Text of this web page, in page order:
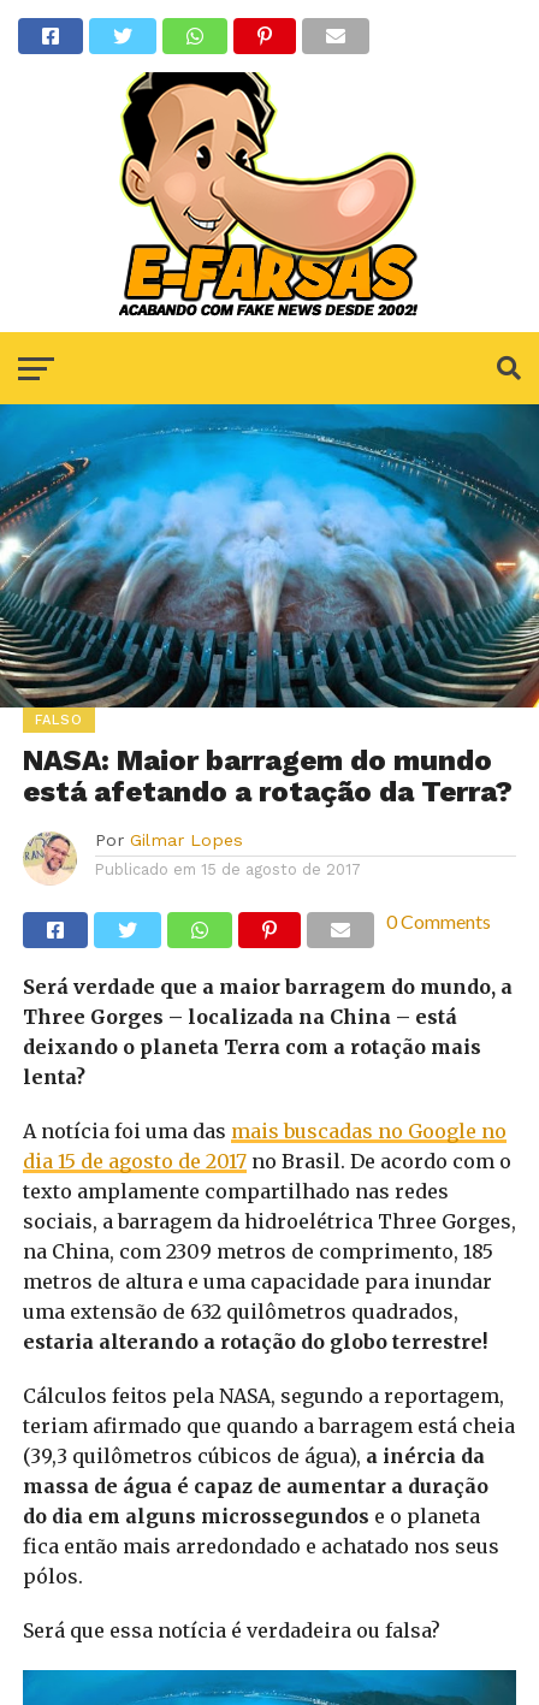
FALSO
NASA: Maior barragem do mundo
está afetando a rotação da Terra?
Por Gilmar Lopes
Publicado em 15 de agosto de 2017
0 Comments
Será verdade que a maior barragem do mundo, a
Three Gorges – localizada na China – está
deixando o planeta Terra com a rotação mais
lenta?
A notícia foi uma das mais buscadas no Google no
dia 15 de agosto de 2017no Brasil. De acordo com o
texto amplamente compartilhado nas redes
sociais, a barragem da hidroelétrica Three Gorges,
na China, com 2309 metros de comprimento, 185
metros de altura e uma capacidade para inundar
uma extensão de 632 quilômetros quadrados,
estaria alterando a rotação do globo terrestre!
Cálculos feitos pela NASA, segundo a reportagem,
teriam afirmado que quando a barragem está cheia
(39,3 quilômetros cúbicos de água), a inércia da
massa de água é capaz de aumentar a duração
do dia em alguns microssegundos e o planeta
fica então mais arredondado e achatado nos seus
pólos.
Será que essa notícia é verdadeira ou falsa?